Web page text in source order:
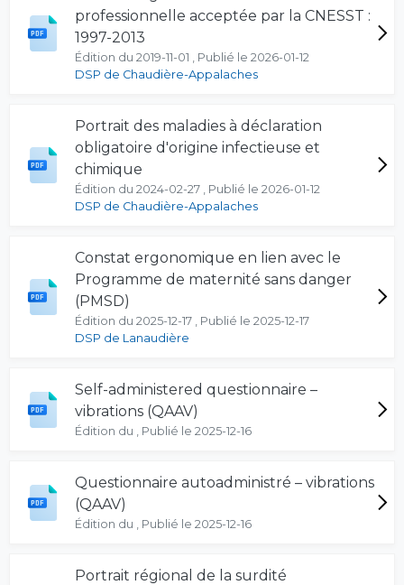
professionnelle acceptée par la CNESST :
1997-2013
Édition du 2019-11-01 , Publié le 2026-01-12
DSP de Chaudière-Appalaches
Portrait des maladies à déclaration
obligatoire d'origine infectieuse et
chimique
Édition du 2024-02-27 , Publié le 2026-01-12
DSP de Chaudière-Appalaches
Constat ergonomique en lien avec le
Programme de maternité sans danger
(PMSD)
Édition du 2025-12-17 , Publié le 2025-12-17
DSP de Lanaudière
Self-administered questionnaire –
vibrations (QAAV)
Édition du , Publié le 2025-12-16
Questionnaire autoadministré – vibrations
(QAAV)
Édition du , Publié le 2025-12-16
Portrait régional de la surdité